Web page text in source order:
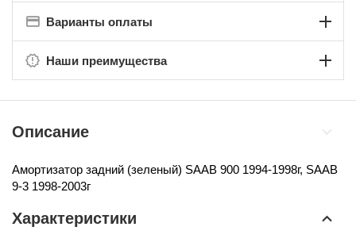
Варианты оплаты
Наши преимущества
Описание
Амортизатор задний (зеленый) SAAB 900 1994-1998г, SAAB
9-3 1998-2003г
Характеристики